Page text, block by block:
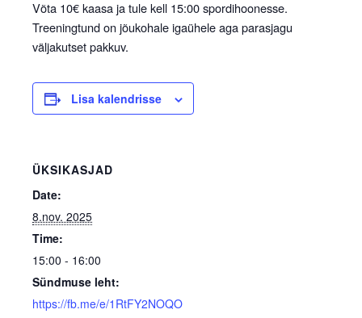
Võta 10€ kaasa ja tule kell 15:00 spordihoonesse.
Treeningtund on jõukohale igaühele aga parasjagu
väljakutset pakkuv.
Lisa kalendrisse
ÜKSIKASJAD
Date:
8.nov. 2025
Time:
15:00 - 16:00
Sündmuse leht:
https://fb.me/e/1RtFY2NOQO